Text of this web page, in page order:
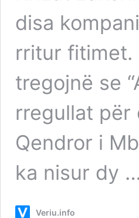
disa
rritur fitimet.
tregojnë se
rregullat për
Qendror i
ka nisur dy
Veriu.info